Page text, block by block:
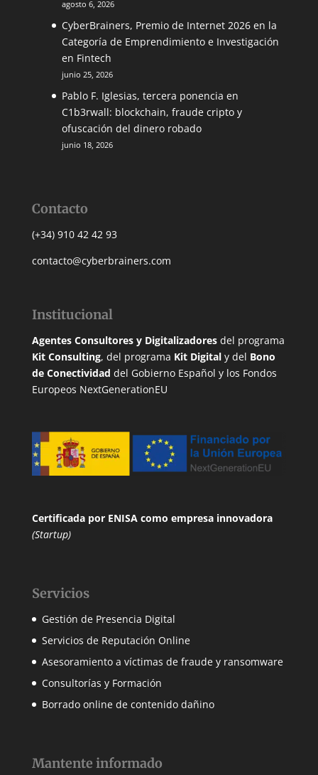
agosto 6, 2026
CyberBrainers, Premio de Internet 2026 en la
Categoría de Emprendimiento e Investigación
en Fintech
junio 25, 2026
Pablo F. Iglesias, tercera ponencia en
C1b3rwall: blockchain, fraude cripto y
ofuscación del dinero robado
junio 18, 2026
Contacto
(+34) 910 42 42 93
contacto@cyberbrainers.com
Institucional
Agentes Consultores y Digitalizadoresdel programa
Kit Consulting, del programa Kit Digitaly del Bono
de Conectividad del Gobierno Español y los Fondos
Europeos NextGenerationEU
Certificada por ENISAcomo empresa innovadora
(Startup)
Servicios
Gestión de Presencia Digital
Servicios de Reputación Online
Asesoramiento a víctimas de fraude y ransomware
Consultorías y Formación
Borrado online de contenido dañino
Mantente informado